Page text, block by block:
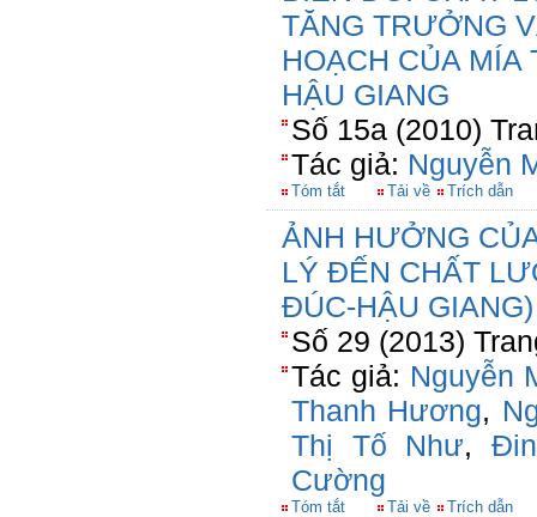
TĂNG TRƯỞNG
HOẠCH CỦA MÍA
HẬU GIANG
Số 15a (2010)
Tác giả: Nguyễn
Tóm tắt Tải về Trích dẫn
ẢNH HƯỞNG
LÝ ĐẾN CHẤT
ĐÚC-HẬU GIANG)
Số 29 (2013)
Tác giả: Nguyễn
Thanh Hương,
Thị Tố Như,
Cường
Tóm tắt Tải về Trích dẫn